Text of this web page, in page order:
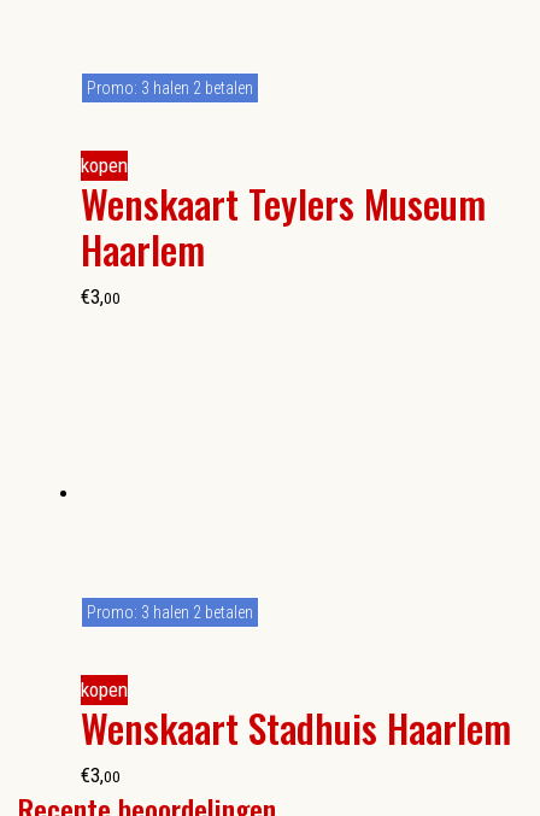
kopen
Wenskaart Teylers Museum
Haarlem
Promo: 3 halen 2 betalen
€3,00
kopen
Wenskaart Stadhuis Haarlem
Promo: 3 halen 2 betalen
€3,00